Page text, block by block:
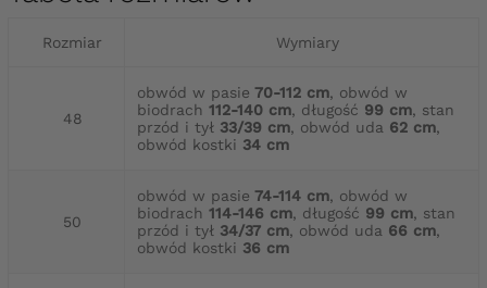
Rozmiar Wymiary
48
obwód w pasie 70-112 cm, obwód w
biodrach 112-140 cm, długość 99 cm, stan
przód i tył 33/39 cm, obwód uda 62 cm,
obwód kostki 34 cm
50
obwód w pasie 74-114 cm, obwód w
biodrach 114-146 cm, długość 99 cm, stan
przód i tył 34/37 cm, obwód uda 66 cm,
obwód kostki 36 cm